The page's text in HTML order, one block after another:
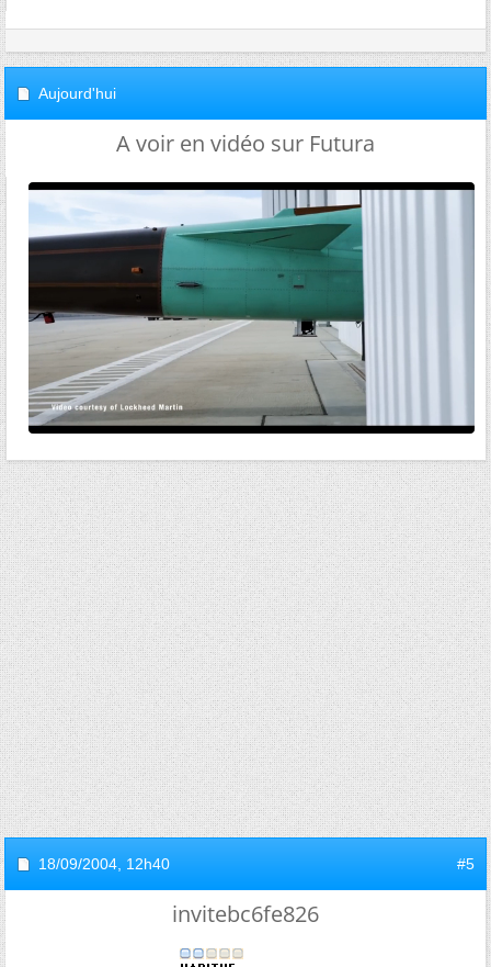
Aujourd'hui
A voir en vidéo sur Futura
18/09/2004, 12h40 #5
invitebc6fe826